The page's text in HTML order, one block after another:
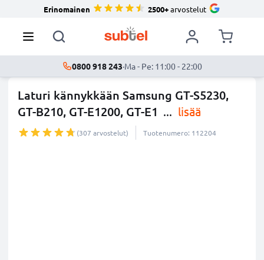
Erinomainen 2500+arvostelut
0800 918 243·Ma - Pe: 11:00 - 22:00
Laturi kännykkään Samsung GT-S5230,
GT-B210, GT-E1200, GT-E1 ... lisää
(307 arvostelut) Tuotenumero: 112204